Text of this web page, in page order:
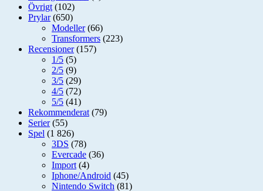
Övrigt (102)
Prylar(650)
Modeller(66)
Transformers (223)
Recensioner(157)
1/5 (5)
2/5 (9)
3/5 (29)
4/5 (72)
5/5 (41)
Rekommenderat (79)
Serier(55)
Spel (1 826)
3DS (78)
Evercade (36)
Import (4)
Iphone/Android (45)
Nintendo Switch (81)